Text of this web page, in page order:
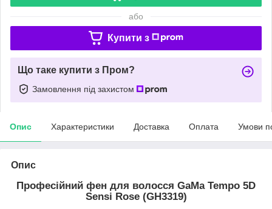
або
Купити з
Що таке купити з Пром?
Замовлення під захистом
Опис Характеристики Доставка Оплата Умови
Опис
Професійний фен для волосся GaMa Tempo 5D
Sensi Rose (GH3319)